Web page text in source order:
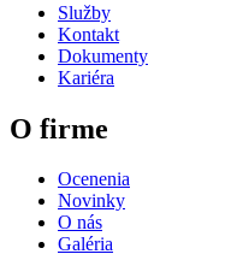
Služby
Kontakt
Dokumenty
Kariéra
O firme
Ocenenia
Novinky
O nás
Galéria